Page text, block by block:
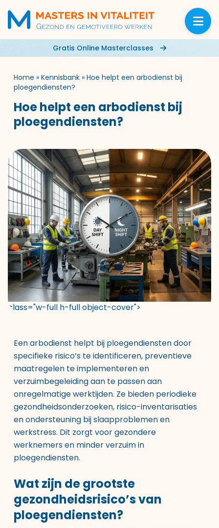
Gratis Online Masterclasses
Home » Kennisbank » Hoe helpt een arbodienst bij
ploegendiensten?
Hoe helpt een arbodienst bij
ploegendiensten?
class="w-full h-full object-cover">
Een arbodienst helpt bij ploegendiensten door
specifieke risico’s te identificeren, preventieve
maatregelen te implementeren en
verzuimbegeleiding aan te passen aan
onregelmatige werktijden. Ze bieden periodieke
gezondheidsonderzoeken, risico-inventarisaties
en ondersteuning bij slaapproblemen en
werkstress. Dit zorgt voor gezondere
werknemers en minder verzuim in
ploegendiensten.
Wat zijn de grootste
gezondheidsrisico’s van
ploegendiensten?